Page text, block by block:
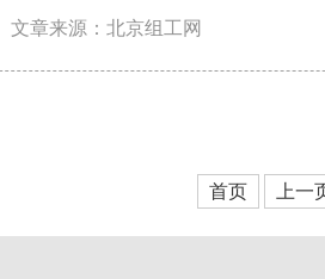
文章来源：北京组工网
首页 上一